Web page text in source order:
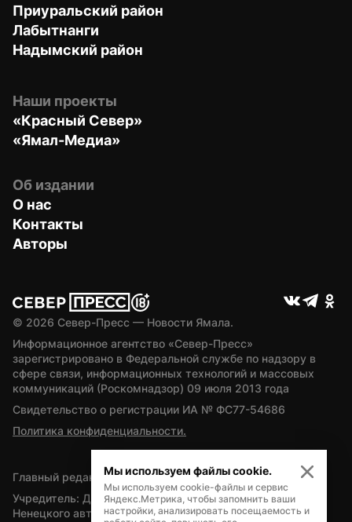
Приуральский район
Лабытнанги
Надымский район
Наши проекты
«Красный Север»
«Ямал-Медиа»
Об издании
О нас
Контакты
Авторы
© 2026 Север-Пресс — Новости Ямала.
Информационное агентство «Север-Пресс»
зарегистрировано в Федеральной службе по надзору в
сфере связи, информационных технологий и массовых
коммуникаций (Роскомнадзор) 09 июля 2013 года
Свидетельство о регистрации ИА № ФС77-54686
Политика конфиденциальности.
Главный редактор — А.Л. Поздеев
Учредитель: Департамент внутренней политики Ямало-
Ненецкого автономного округа
Мы используем файлы cookie.
Мы используем cookie-файлы и сервис
Яндекс.Метрика, чтобы запомнить ваши
настройки, анализировать посещаемость и